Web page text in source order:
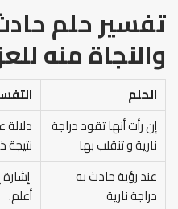
تفسير حلم
والنجاة منه
الحلم
إن رأت أنها تقود دراجة
نارية و تنقلب بها
نتيجة
عند رؤية حادث به
دراجة نارية
أعلم.